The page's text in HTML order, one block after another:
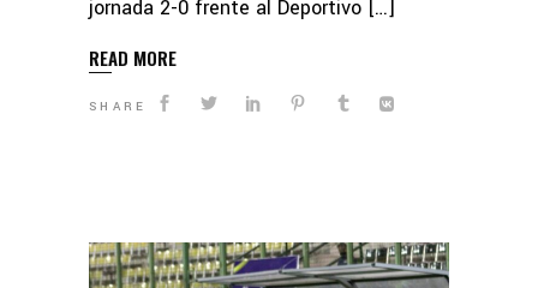
jornada 2-0 frente al Deportivo […]
READ MORE
SHARE